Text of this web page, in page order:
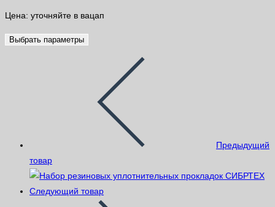
Цена: уточняйте в вацап
Выбрать параметры
Предыдущий
товар
Следующий товар